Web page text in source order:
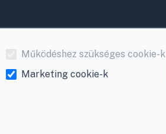
Működéshez szükséges cookie-k
Marketing cookie-k